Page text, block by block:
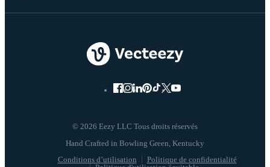
© 2026 Eezy LLC Tous droits réservés
Conditions d’utilisation
Politique de confidentialité